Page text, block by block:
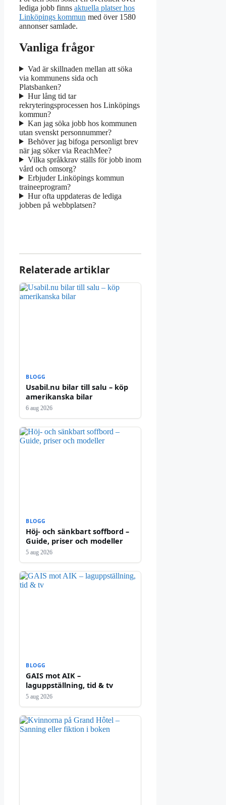
lediga jobb finns aktuella platser hos
Linköpings kommun med över 1580
annonser samlade.
Vanliga frågor
Vad är skillnaden mellan att söka
via kommunens sida och
Platsbanken?
Hur lång tid tar
rekryteringsprocessen hos Linköpings
kommun?
Kan jag söka jobb hos kommunen
utan svenskt personnummer?
Behöver jag bifoga personligt brev
när jag söker via ReachMee?
Vilka språkkrav ställs för jobb inom
vård och omsorg?
Erbjuder Linköpings kommun
traineeprogram?
Hur ofta uppdateras de lediga
jobben på webbplatsen?
Relaterade artiklar
BLOGG
Usabil.nu bilar till salu – köp
amerikanska bilar
6 aug 2026
BLOGG
Höj- och sänkbart soffbord –
Guide, priser och modeller
5 aug 2026
BLOGG
GAIS mot AIK –
laguppställning, tid & tv
5 aug 2026